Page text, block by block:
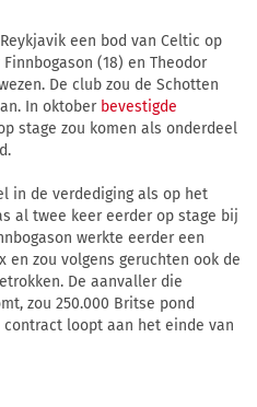
een bod van Celtic op
(18) en Theodor
De club zou de Schotten
In oktober bevestigde
stage zou komen als onderdeel
in de verdediging als op het
al twee keer eerder op stage bij
werkte eerder een
en zou volgens geruchten ook de
De aanvaller die
zou 250.000 Britse pond
loopt aan het einde van